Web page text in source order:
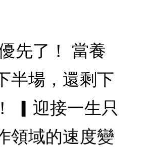
先了！ 當養
半場，還剩下
▎迎接一生只
領域的速度變